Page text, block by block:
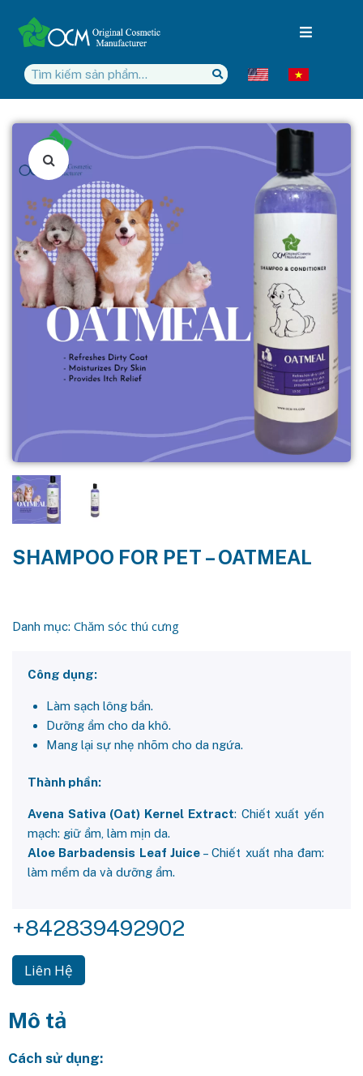
SHAMPOO FOR PET – OATMEAL
Danh mục: Chăm sóc thú cưng
Công dụng:
Làm sạch lông bẩn.
Dưỡng ẩm cho da khô.
Mang lại sự nhẹ nhõm cho da ngứa.
Thành phần:
Avena Sativa (Oat) Kernel Extract: Chiết xuất yến
mạch: giữ ẩm, làm mịn da.
Aloe Barbadensis Leaf Juice– Chiết xuất nha đam:
làm mềm da và dưỡng ẩm.
+842839492902
Liên Hệ
Mô tả
Cách sử dụng: